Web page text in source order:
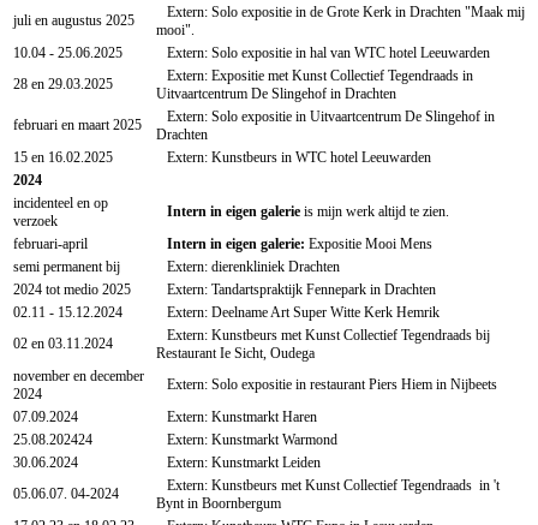
juli en augustus 2025
Extern: Solo expositie in de Grote Kerk in Drachten "Maak mij
mooi".
10.04 - 25.06.2025
Extern: Solo expositie in hal van WTC hotel Leeuwarden
28 en 29.03.2025
Extern: Expositie met Kunst Collectief Tegendraads in
Uitvaartcentrum De Slingehof in Drachten
februari en maart 2025
Extern: Solo expositie in Uitvaartcentrum De Slingehof in
Drachten
15 en 16.02.2025
Extern: Kunstbeurs in WTC hotel Leeuwarden
2024
incidenteel en op
verzoek
Intern in eigen galerie is mijn werk altijd te zien.
februari-april
Intern in eigen galerie: Expositie Mooi Mens
semi permanent bij
Extern: dierenkliniek Drachten
2024 tot medio 2025
Extern: Tandartspraktijk Fennepark in Drachten
02.11 - 15.12.2024
Extern: Deelname Art Super Witte Kerk Hemrik
02 en 03.11.2024
Extern: Kunstbeurs met Kunst Collectief Tegendraads bij
Restaurant Ie Sicht, Oudega
november en december
2024
Extern: Solo expositie in restaurant Piers Hiem in Nijbeets
07.09.2024
Extern: Kunstmarkt Haren
25.08.202424
Extern: Kunstmarkt Warmond
30.06.2024
Extern: Kunstmarkt Leiden
05.06.07. 04-2024
Extern: Kunstbeurs met Kunst Collectief Tegendraads in 't
Bynt in Boornbergum